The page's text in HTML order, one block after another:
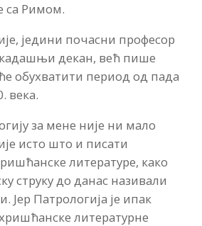
са Римом.
једини почасни професор
декан, већ пише
обухватити период од пада
века.
за мене није ни мало
исто што и писати
литературе, како
струку до данас називали
Јер Патрологија је ипак
литературне